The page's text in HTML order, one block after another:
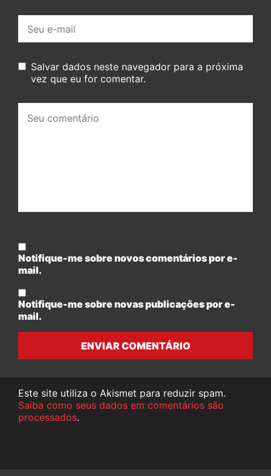
mail:
Salvar dados neste navegador para a próxima
vez que eu for comentar.
comentário:
Notifique-me sobre novos comentários por e-
mail.
Notifique-me sobre novas publicações por e-
mail.
ENVIAR COMENTÁRIO
Este site utiliza o Akismet para reduzir spam.
Saiba como seus dados em comentários são
processados.